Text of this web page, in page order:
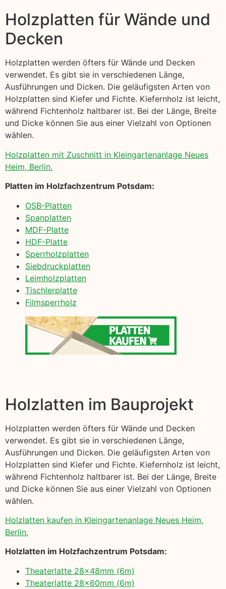
Holzplatten für Wände und
Decken
Holzplatten werden öfters für Wände und Decken
verwendet. Es gibt sie in verschiedenen Länge,
Ausführungen und Dicken. Die geläufigsten Arten von
Holzplatten sind Kiefer und Fichte. Kiefernholz ist leicht,
während Fichtenholz haltbarer ist. Bei der Länge, Breite
und Dicke können Sie aus einer Vielzahl von Optionen
wählen.
Holzplatten mit Zuschnitt in Kleingartenanlage Neues
Heim, Berlin.
Platten im Holzfachzentrum Potsdam:
OSB-Platten
Spanplatten
MDF-Platte
HDF-Platte
Sperrholzplatten
Siebdruckplatten
Leimholzplatten
Tischlerplatte
Filmsperrholz
Holzlatten im Bauprojekt
Holzplatten werden öfters für Wände und Decken
verwendet. Es gibt sie in verschiedenen Länge,
Ausführungen und Dicken. Die geläufigsten Arten von
Holzplatten sind Kiefer und Fichte. Kiefernholz ist leicht,
während Fichtenholz haltbarer ist. Bei der Länge, Breite
und Dicke können Sie aus einer Vielzahl von Optionen
wählen.
Holzlatten kaufen in Kleingartenanlage Neues Heim,
Berlin.
Holzlatten im Holzfachzentrum Potsdam:
Theaterlatte 28x48mm (6m)
Theaterlatte 28x60mm (6m)